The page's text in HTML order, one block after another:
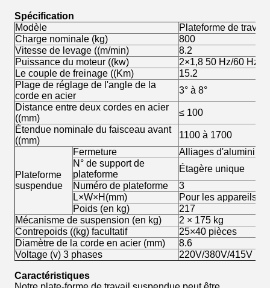
Spécification
Modèle
Plateforme de
Charge nominale (kg)
800
Vitesse de levage ((m/min)
8.2
Puissance du moteur ((kw)
2×1,8 50 Hz/60 Hz
Le couple de freinage ((Km)
15.2
Plage de réglage de l'angle de la
corde en acier
3° à 8°
Distance entre deux cordes en acier
((mm)
≤ 100
Étendue nominale du faisceau avant
((mm)
1100 à 1700
Plateforme
suspendue
Fermeture
Alliages d'aluminium
N° de support de
plateforme
Étagère unique
Numéro de plateforme
3
L×W×H(mm)
Pour les appareils à
Poids (en kg)
217
Mécanisme de suspension (en kg)
2 × 175 kg
Contrepoids ((kg) facultatif
25×40 pièces
Diamètre de la corde en acier (mm)
8.6
Voltage (v) 3 phases
220V/380V/415V
Caractéristiques